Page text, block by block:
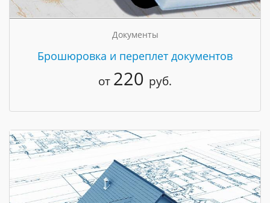
Документы
Брошюровка и переплет документов
от 220 руб.